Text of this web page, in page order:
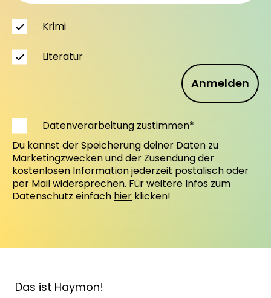
Anmelden
Krimi
Literatur
Datenverarbeitung zustimmen*
Du kannst der Speicherung deiner Daten zu
Marketingzwecken und der Zusendung der
kostenlosen Information jederzeit postalisch oder
per Mail widersprechen. Für weitere Infos zum
Datenschutz einfach hier klicken!
Das ist Haymon!